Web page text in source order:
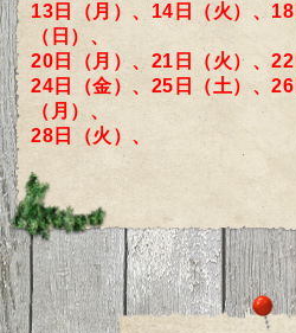
13日（月）、14日（火）、
（日）、
20日（月）、21日（火）、22
24日（金）、25日（土）、
（月）、
28日（火）、